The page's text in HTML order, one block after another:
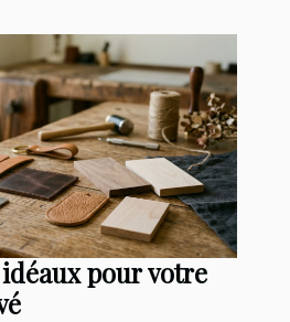
pour votre